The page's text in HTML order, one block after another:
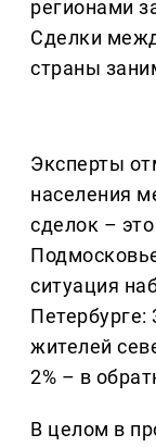
регионами
Сделки
страны
Эксперты
населения
сделок –
ситуация
Петербурге:
жителей
2% – в
В целом в